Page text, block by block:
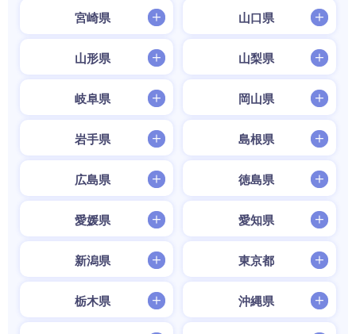
宮崎県 山口県
山形県 山梨県
岐阜県 岡山県
岩手県 島根県
広島県 徳島県
愛媛県 愛知県
新潟県 東京都
栃木県 沖縄県